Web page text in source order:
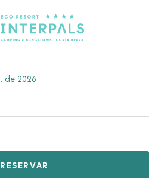
RESERVAR